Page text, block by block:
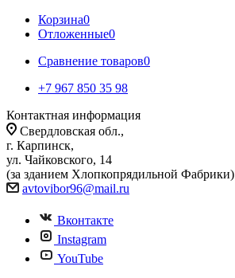
Корзина0
Отложенные0
Сравнение товаров0
+7 967 850 35 98
Контактная информация
Свердловская обл.,
г. Карпинск,
ул. Чайковского, 14
(за зданием Хлопкопрядильной Фабрики)
avtovibor96@mail.ru
Вконтакте
Instagram
YouTube